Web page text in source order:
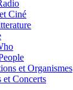
Ciné
et Organismes
et Concerts